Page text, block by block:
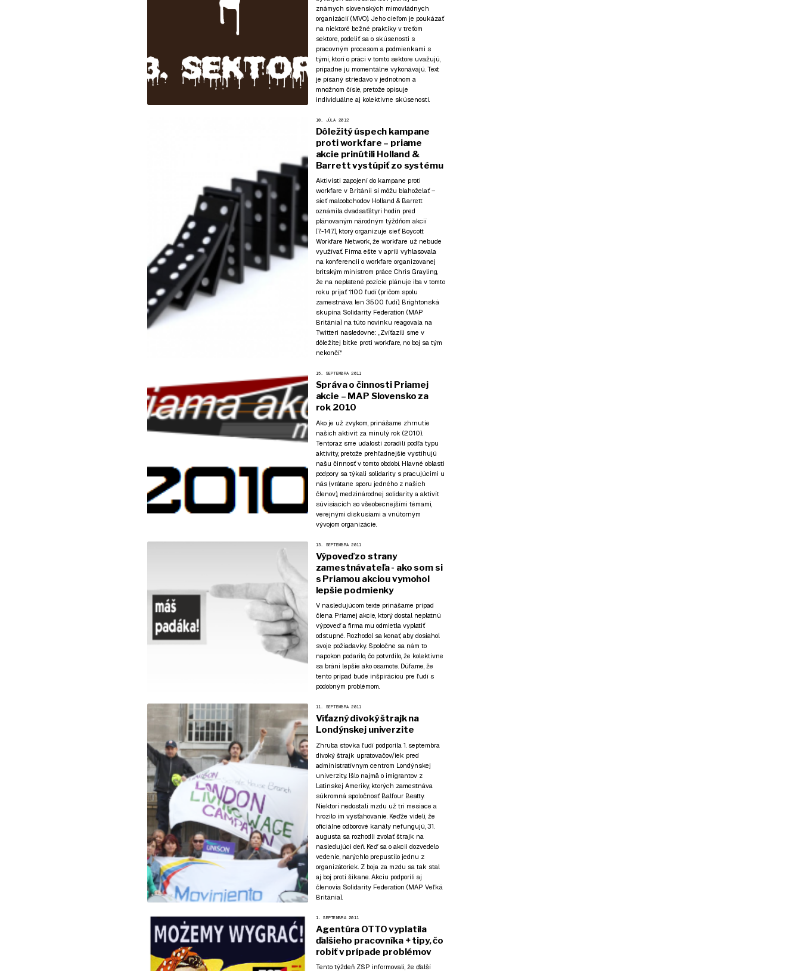
známych slovenských mimovládnych
organizácií (MVO). Jeho cieľom je poukázať
na niektoré bežné praktiky v treťom
sektore, podeliť sa o skúsenosti s
pracovným procesom a podmienkami s
tými, ktorí o práci v tomto sektore uvažujú,
prípadne ju momentálne vykonávajú. Text
je písaný striedavo v jednotnom a
množnom čísle, pretože opisuje
individuálne aj kolektívne skúsenosti.
10. JÚLA 2012
Dôležitý úspech kampane
proti workfare – priame
akcie prinútili Holland &
Barrett vystúpiť zo systému
Aktivisti zapojení do kampane proti
workfare v Británii si môžu blahoželať –
sieť maloobchodov Holland & Barrett
oznámila dvadsaťštyri hodín pred
plánovaným národným týždňom akcií
(7.-14.7.), ktorý organizuje sieť Boycott
Workfare Network, že workfare už nebude
využívať. Firma ešte v apríli vyhlasovala
na konferencii o workfare organizovanej
britským ministrom práce Chris Grayling,
že na neplatené pozície plánuje iba v tomto
roku prijať 1100 ľudí (pričom spolu
zamestnáva len 3500 ľudí). Brightonská
skupina Solidarity Federation (MAP
Británia) na túto novinku reagovala na
Twitteri nasledovne: „Zvíťazili sme v
dôležitej bitke proti workfare, no boj sa tým
nekončí.“
15. SEPTEMBRA 2011
Správa o činnosti Priamej
akcie – MAP Slovensko za
rok 2010
Ako je už zvykom, prinášame zhrnutie
našich aktivít za minulý rok (2010).
Tentoraz sme udalosti zoradili podľa typu
aktivity, pretože prehľadnejšie vystihujú
našu činnosť v tomto období. Hlavné oblasti
podpory sa týkali solidarity s pracujúcimi u
nás (vrátane sporu jedného z našich
členov), medzinárodnej solidarity a aktivít
súvisiacich so všeobecnejšími témami,
verejnými diskusiami a vnútorným
vývojom organizácie.
13. SEPTEMBRA 2011
Výpoveď zo strany
zamestnávateľa - ako som si
s Priamou akciou vymohol
lepšie podmienky
V nasledujúcom texte prinášame prípad
člena Priamej akcie, ktorý dostal neplatnú
výpoveď a firma mu odmietla vyplatiť
odstupné. Rozhodol sa konať, aby dosiahol
svoje požiadavky. Spoločne sa nám to
napokon podarilo, čo potvrdilo, že kolektívne
sa bráni lepšie ako osamote. Dúfame, že
tento prípad bude inšpiráciou pre ľudí s
podobným problémom.
11. SEPTEMBRA 2011
Víťazný divoký štrajk na
Londýnskej univerzite
Zhruba stovka ľudí podporila 1. septembra
divoký štrajk upratovačov/iek pred
administratívnym centrom Londýnskej
univerzity. Išlo najmä o imigrantov z
Latinskej Ameriky, ktorých zamestnáva
súkromná spoločnosť Balfour Beatty.
Niektorí nedostali mzdu už tri mesiace a
hrozilo im vysťahovanie. Keďže videli, že
oficiálne odborové kanály nefungujú, 31.
augusta sa rozhodli zvolať štrajk na
nasledujúci deň. Keď sa o akcii dozvedelo
vedenie, narýchlo prepustilo jednu z
organizátoriek. Z boja za mzdu sa tak stal
aj boj proti šikane. Akciu podporili aj
členovia Solidarity Federation (MAP Veľká
Británia).
1. SEPTEMBRA 2011
Agentúra OTTO vyplatila
ďalšieho pracovníka + tipy, čo
robiť v prípade problémov
Tento týždeň ZSP informovali, že ďalší